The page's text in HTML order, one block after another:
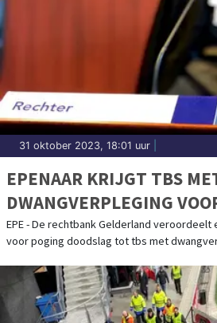
31 oktober 2023, 18:01 uur
EPENAAR KRIJGT TBS
DWANGVERPLEGING
DOODSLAG OP PARTNER
EPE - De rechtbank Gelderland veroordeelt
voor poging doodslag tot tbs met